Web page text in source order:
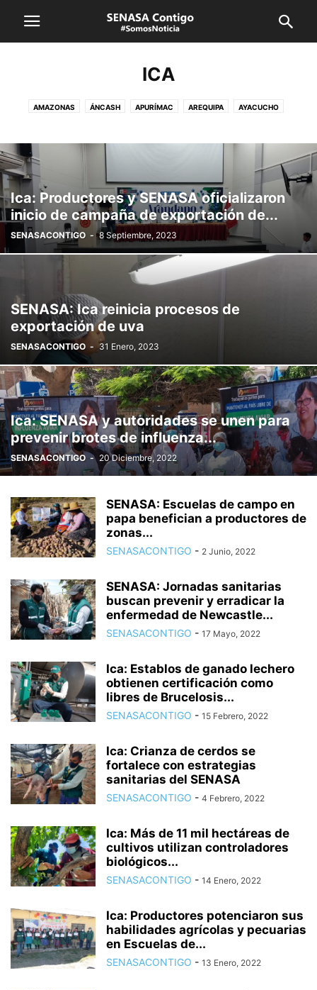
ICA
AMAZONAS ÁNCASH APURÍMAC AREQUIPA AYACUCHO
LA LIBERTAD LAMBAYEQUE LIMA CALLAO LORETO
SAN MARTÍN SENASA TACNA TUMBES UCAYALI VRAEM
Ica: Productores y SENASA oficializaron
inicio de campaña de exportación de...
SENASACONTIGO - 8 Septiembre, 2023
SENASA: Ica reinicia procesos de
exportación de uva
SENASACONTIGO - 31 Enero, 2023
Ica: SENASA y autoridades se unen para
prevenir brotes de influenza...
SENASACONTIGO - 20 Diciembre, 2022
SENASA: Escuelas de campo en
papa benefician a productores de
zonas...
SENASACONTIGO - 2 Junio, 2022
SENASA: Jornadas sanitarias
buscan prevenir y erradicar la
enfermedad de Newcastle...
SENASACONTIGO - 17 Mayo, 2022
Ica: Establos de ganado lechero
obtienen certificación como
libres de Brucelosis...
SENASACONTIGO - 15 Febrero, 2022
Ica: Crianza de cerdos se
fortalece con estrategias
sanitarias del SENASA
SENASACONTIGO - 4 Febrero, 2022
Ica: Más de 11 mil hectáreas de
cultivos utilizan controladores
biológicos...
SENASACONTIGO - 14 Enero, 2022
Ica: Productores potenciaron sus
habilidades agrícolas y pecuarias
en Escuelas de...
SENASACONTIGO - 13 Enero, 2022